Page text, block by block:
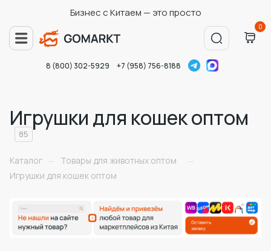
Бизнес с Китаем — это просто
0
8 (800) 302-5929 +7 (958) 756-8188
Игрушки для кошек оптом
85
Каталог — Товары для животных оптом
—
Игрушки для кошек оптом